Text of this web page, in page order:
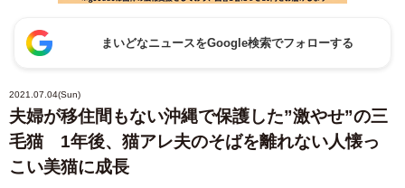
まいどなニュースをGoogle検索でフォローする
2021.07.04(Sun)
夫婦が移住間もない沖縄で保護した”激やせ”の三
毛猫 1年後、猫アレ夫のそばを離れない人懐っ
こい美猫に成長